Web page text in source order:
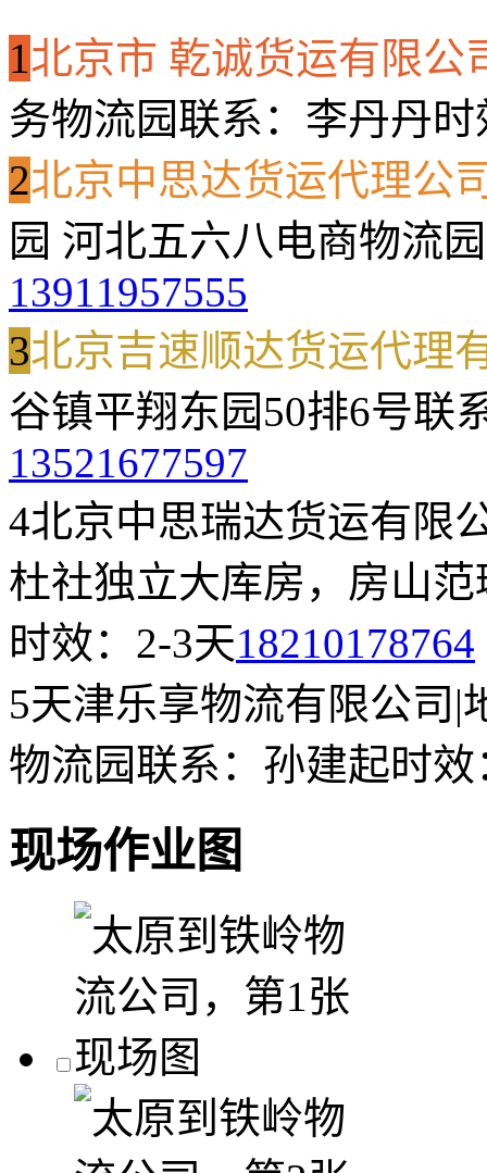
1北京市 乾诚货运有限公
务物流园联系：李丹丹
2北京中思达货运代理公
园 河北五六八电商物流园
13911957555
3北京吉速顺达货运代理
谷镇平翔东园50排6号联
13521677597
4北京中思瑞达货运有限
杜社独立大库房，房山
时效：2-3天18210178764
5天津乐享物流有限公司 |
物流园联系：孙建起时
现场作业图